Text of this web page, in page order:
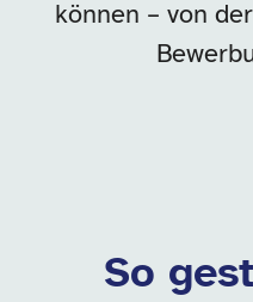
können – von
So